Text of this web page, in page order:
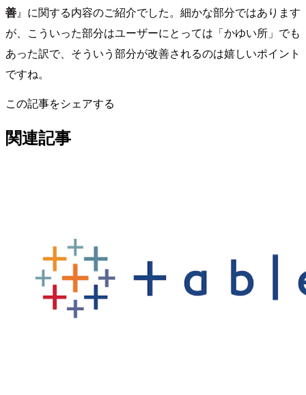
善』に関する内容のご紹介でした。細かな部分ではあります
が、こういった部分はユーザーにとっては「かゆい所」でも
あった訳で、そういう部分が改善されるのは嬉しいポイント
ですね。
この記事をシェアする
関連記事